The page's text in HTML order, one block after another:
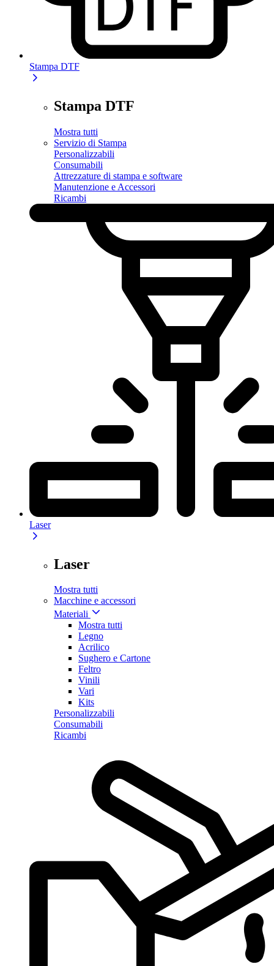
Stampa DTF
Stampa DTF
Mostra tutti
Servizio di Stampa
Personalizzabili
Consumabili
Attrezzature di stampa e software
Manutenzione e Accessori
Ricambi
Laser
Laser
Mostra tutti
Macchine e accessori
Materiali
Mostra tutti
Legno
Acrilico
Sughero e Cartone
Feltro
Vinili
Vari
Kits
Personalizzabili
Consumabili
Ricambi